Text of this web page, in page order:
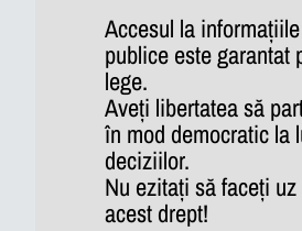
Accesul la informațiile
publice este garantat
lege.
Aveți libertatea să
în mod democratic la
deciziilor.
Nu ezitați să faceți
acest drept!